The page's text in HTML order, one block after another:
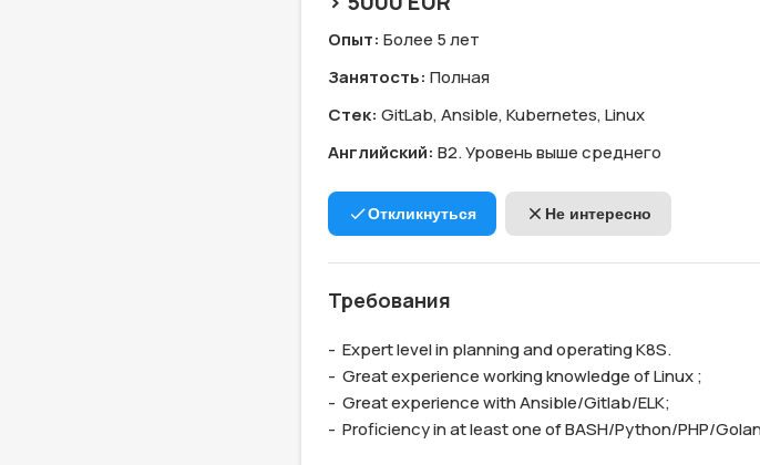
Опыт: Более 5 лет
Занятость: Полная
Стек: GitLab, Ansible, Kubernetes, Linux
Английский: B2. Уровень выше среднего
Откликнуться Не интересно
Требования
-  Expert level in planning and operating K8S.
-  Great experience working knowledge of Linux ;
-  Great experience with Ansible/Gitlab/ELK;
-  Proficiency in at least one of BASH/Python/PHP/